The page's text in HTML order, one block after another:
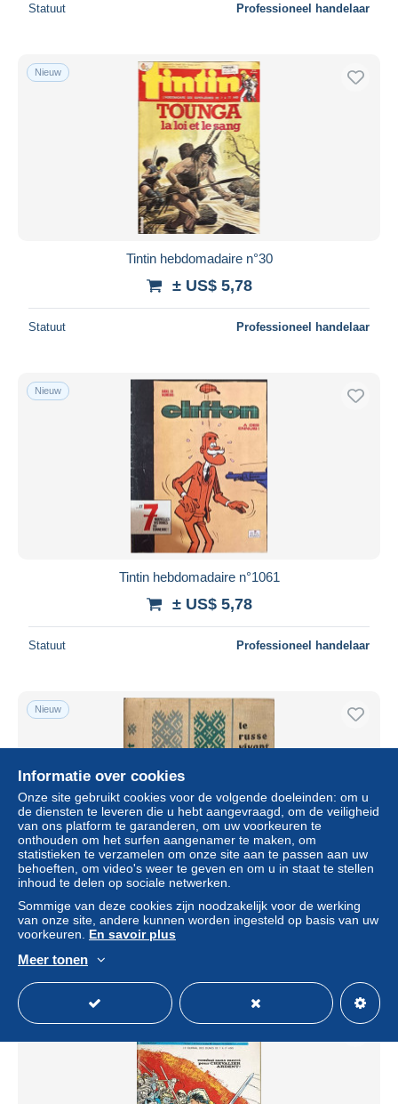
Statuut Professioneel handelaar
Nieuw
Tintin hebdomadaire n°30
± US$ 5,78
Statuut Professioneel handelaar
Nieuw
Tintin hebdomadaire n°1061
± US$ 5,78
Statuut Professioneel handelaar
Nieuw
± US$ 34,67
Statuut
Nieuw
Informatie over cookies
Onze site gebruikt cookies voor de volgende doeleinden: om u
de diensten te leveren die u hebt aangevraagd, om de veiligheid
van ons platform te garanderen, om uw voorkeuren te
onthouden om het surfen aangenamer te maken, om
statistieken te verzamelen om onze site aan te passen aan uw
behoeften, om video's weer te geven en om u in staat te stellen
inhoud te delen op sociale netwerken.
Sommige van deze cookies zijn noodzakelijk voor de werking
van onze site, andere kunnen worden ingesteld op basis van uw
voorkeuren. En savoir plus
Meer tonen